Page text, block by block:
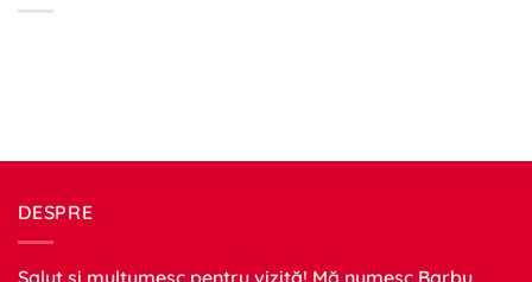
DESPRE
Salut și mulțumesc pentru vizită! Mă numesc Barbu